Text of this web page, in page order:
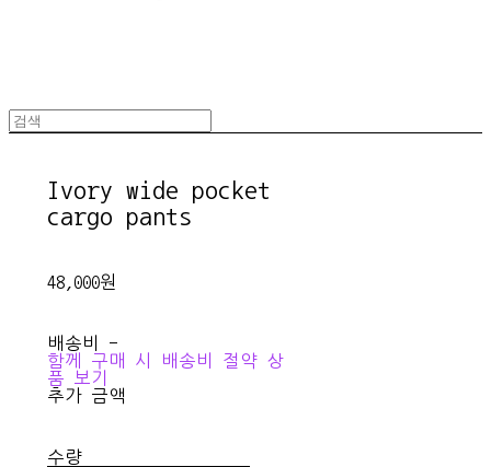
Ivory wide pocket
cargo pants
48,000원
배송비 -
함께 구매 시 배송비 절약 상
품 보기
추가 금액
수량